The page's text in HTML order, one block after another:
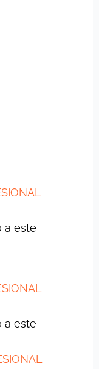
a este
a este